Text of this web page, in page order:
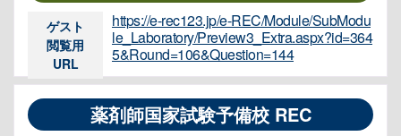
ゲスト
閲覧用
URL
https://e-rec123.jp/e-REC/Module/SubModu
le_Laboratory/Preview3_Extra.aspx?id=364
5&Round=106&Question=144
薬剤師国家試験予備校 REC